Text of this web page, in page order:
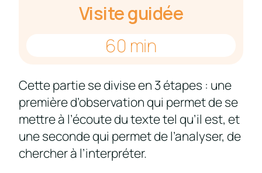
Visite guidée
60 min
Cette partie se divise en 3 étapes : une
première d’observation qui permet de se
mettre à l’écoute du texte tel qu’il est, et
une seconde qui permet de l’analyser, de
chercher à l’interpréter.